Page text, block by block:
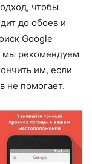
чтобы
до обоев и
Google
мы рекомендуем
им, если
не помогает.